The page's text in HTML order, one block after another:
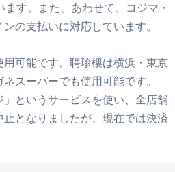
す。また、あわせて、コジマ・
の支払いに対応しています。
可能です。聘珍樓は横浜・東京
スーパーでも使用可能です。
というサービスを使い、全店舗
となりましたが、現在では決済